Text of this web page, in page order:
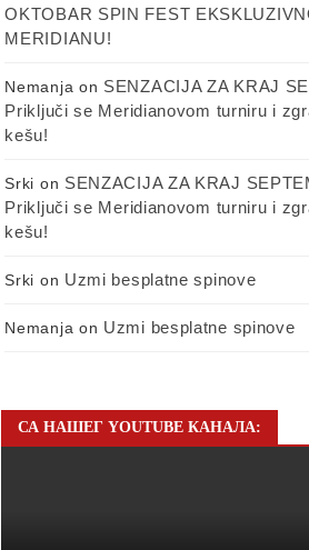
OKTOBAR SPIN FEST
MERIDIANU!
Nemanja on SENZACIJA ZA KRAJ
Priključi se Meridianovom turniru i
kešu!
Srki on SENZACIJA ZA KRAJ
Priključi se Meridianovom turniru i
kešu!
Srki on Uzmi besplatne spinove
Nemanja on Uzmi besplatne spinove
СА НАШЕГ YOUTUBE КАНАЛА: